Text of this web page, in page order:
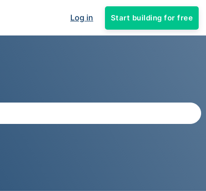
Log in Start building for free